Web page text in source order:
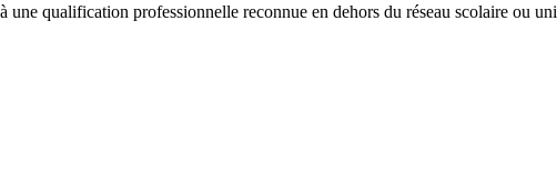
qualification professionnelle reconnue en dehors du réseau scolaire ou